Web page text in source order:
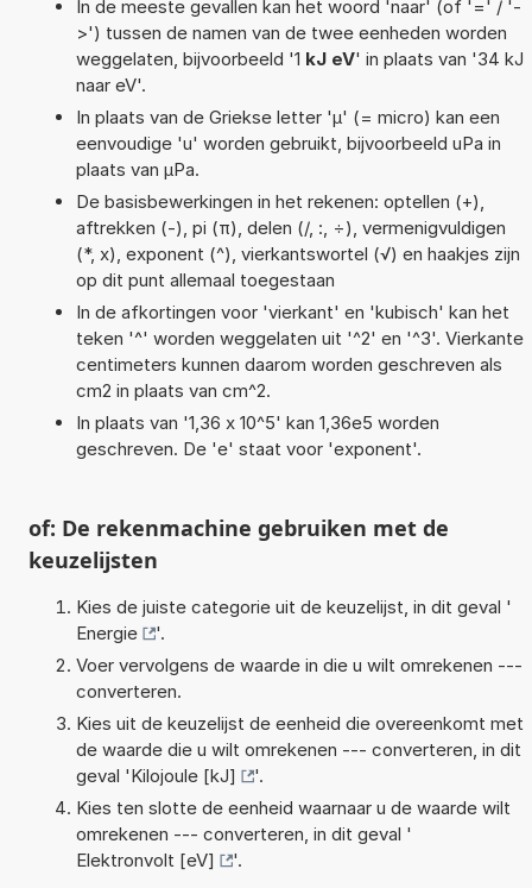
In de meeste gevallen kan het woord 'naar' (of '=' / '-
>') tussen de namen van de twee eenheden worden
weggelaten, bijvoorbeeld '1 kJ eV' in plaats van '34 kJ
naar eV'.
In plaats van de Griekse letter 'µ' (= micro) kan een
eenvoudige 'u' worden gebruikt, bijvoorbeeld uPa in
plaats van µPa.
De basisbewerkingen in het rekenen: optellen (+),
aftrekken (-), pi (π), delen (/, :, ÷), vermenigvuldigen
(*, x), exponent (^), vierkantswortel (√) en haakjes zijn
op dit punt allemaal toegestaan
In de afkortingen voor 'vierkant' en 'kubisch' kan het
teken '^' worden weggelaten uit '^2' en '^3'. Vierkante
centimeters kunnen daarom worden geschreven als
cm2 in plaats van cm^2.
In plaats van '1,36 x 10^5' kan 1,36e5 worden
geschreven. De 'e' staat voor 'exponent'.
of: De rekenmachine gebruiken met de
keuzelijsten
Kies de juiste categorie uit de keuzelijst, in dit geval '
Energie
'.
Voer vervolgens de waarde in die u wilt omrekenen ---
converteren.
Kies uit de keuzelijst de eenheid die overeenkomt met
de waarde die u wilt omrekenen --- converteren, in dit
geval 'Kilojoule [kJ]
'.
Kies ten slotte de eenheid waarnaar u de waarde wilt
omrekenen --- converteren, in dit geval '
Elektronvolt [eV]
'.